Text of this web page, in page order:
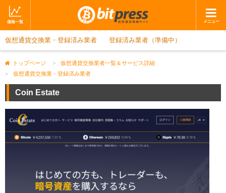
価格一覧 メニュー
ホーム ニュース
取引会社 マーケット
ツイッター 動画
ショップ
仮想通貨交換業・登録済み業者 登録済み業者（準備中）
トップページ >
仮想通貨交換業者一覧＆サービス詳細
>
仮想通貨交換業・登録済み業者
Coin Estate